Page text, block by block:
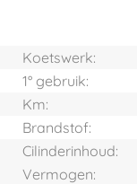
Koetswerk:
1° gebruik:
Km:
Brandstof:
Cilinderinhoud:
Vermogen: